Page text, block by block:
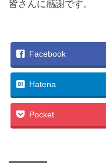
皆さんに感謝です。
Facebook
Hatena
Pocket